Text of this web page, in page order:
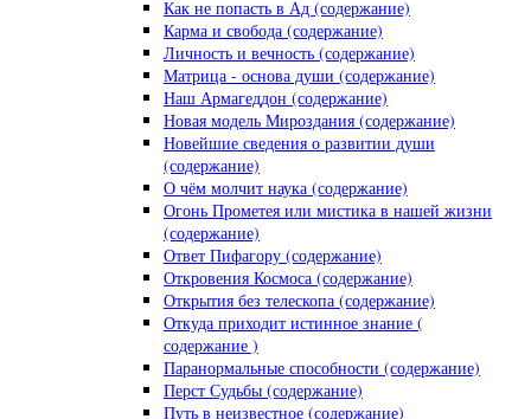
Как не попасть в Ад (содержание)
Карма и свобода (содержание)
Личность и вечность (содержание)
Матрица - основа души (содержание)
Наш Армагеддон (содержание)
Новая модель Мироздания (содержание)
Новейшие сведения о развитии души
(содержание)
О чём молчит наука (содержание)
Огонь Прометея или мистика в нашей жизни
(содержание)
Ответ Пифагору (содержание)
Откровения Космоса (содержание)
Открытия без телескопа (содержание)
Откуда приходит истинное знание (
содержание )
Паранормальные способности (содержание)
Перст Судьбы (содержание)
Путь в неизвестное (содержание)